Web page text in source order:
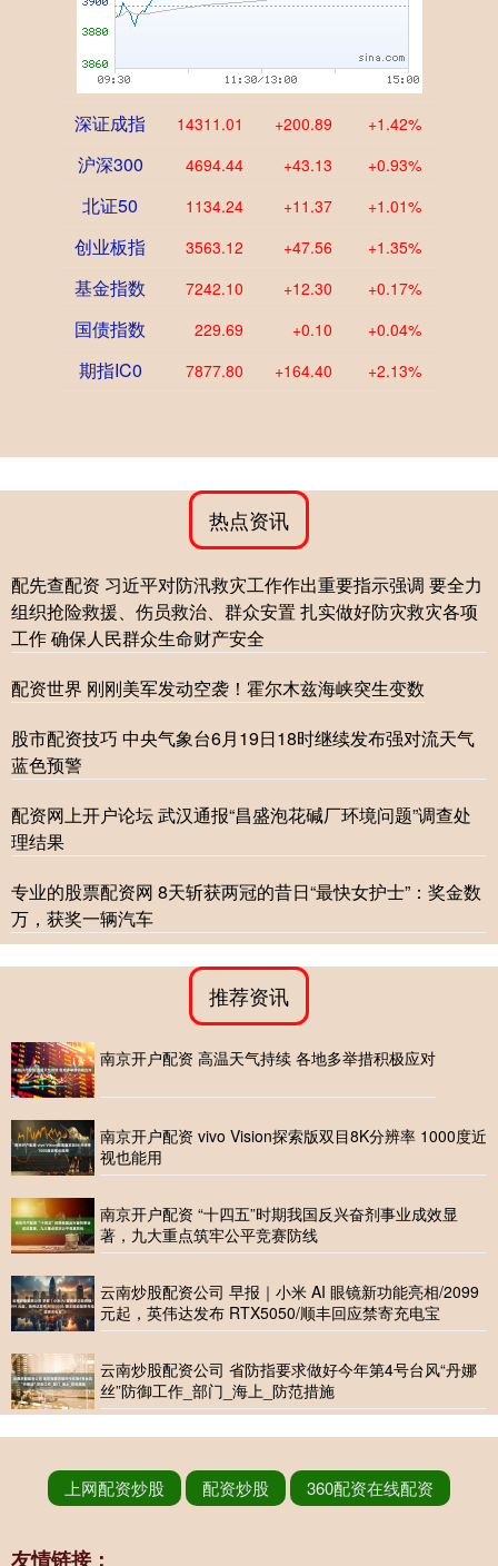
深证成指 14311.01 +200.89 +1.42%
沪深300 4694.44 +43.13 +0.93%
北证50 1134.24 +11.37 +1.01%
创业板指 3563.12 +47.56 +1.35%
基金指数 7242.10 +12.30 +0.17%
国债指数 229.69 +0.10 +0.04%
期指IC0 7877.80 +164.40 +2.13%
热点资讯
配先查配资 习近平对防汛救灾工作作出重要指示强调 要全力
组织抢险救援、伤员救治、群众安置 扎实做好防灾救灾各项
工作 确保人民群众生命财产安全
配资世界 刚刚美军发动空袭！霍尔木兹海峡突生变数
股市配资技巧 中央气象台6月19日18时继续发布强对流天气
蓝色预警
配资网上开户论坛 武汉通报“昌盛泡花碱厂环境问题”调查处
理结果
专业的股票配资网 8天斩获两冠的昔日“最快女护士”：奖金数
万，获奖一辆汽车
推荐资讯
南京开户配资 高温天气持续 各地多举措积极应对
南京开户配资 vivo Vision探索版双目8K分辨率 1000度近
视也能用
南京开户配资 “十四五”时期我国反兴奋剂事业成效显
著，九大重点筑牢公平竞赛防线
云南炒股配资公司 早报｜小米 AI 眼镜新功能亮相/2099
元起，英伟达发布 RTX5050/顺丰回应禁寄充电宝
云南炒股配资公司 省防指要求做好今年第4号台风“丹娜
丝”防御工作_部门_海上_防范措施
上网配资炒股 配资炒股 360配资在线配资
友情链接：